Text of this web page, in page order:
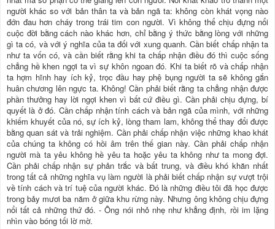
người khác so với bản thân ta và bản ngã ta: không còn khát vọng nào
đớn đau hơn cháy trong trái tim con người. Vì không thể chịu đựng nổi
cuộc đời bằng cách nào khác hơn, chỉ bằng ý thức bằng lòng với những
gì ta có, và với ý nghĩa của ta đối với xung quanh. Cần biết chấp nhận ta
như ta vốn có, và cần biết rằng khi ta chấp nhận điều đó thì cuộc sống
chẳng hề khen ngợi ta vì sự khôn ngoan đó. Khi ta biết rõ và chấp nhận
ta hợm hĩnh hay ích kỷ, trọc đầu hay phệ bụng người ta sẽ không gắn
huân chương lên ngực ta. Không! Cần phải biết rằng ta chẳng nhận được
phần thưởng hay lời ngợi khen vì bất cứ điều gì. Cần phải chịu đựng, bí
quyết là ở đó. Cần chấp nhận tính cách và bản ngã của mình, với những
khiếm khuyết của nó, sự ích kỷ, lòng tham lam, không thể thay đổi được
bằng quan sát và trải nghiệm. Cần phải chấp nhận việc những khao khát
của chúng ta không có hồi âm trên thế gian này. Cần phải chấp nhận
người mà ta yêu không hề yêu ta hoặc yêu ta không như ta mong đợi.
Cần phải chấp nhận sự phản trắc và bất trung, và điều khó khăn nhất
trong tất cả những nghĩa vụ làm người là phải biết chấp nhận sự vượt trội
về tính cách và trí tuệ của người khác. Đó là những điều tôi đã học được
trong bảy mươi ba năm ở giữa khu rừng này. Nhưng ông không chịu đựng
nổi tất cả những thứ đó. - Ông nói nhỏ nhẹ như khẳng định, rồi im lặng
nhìn vào bóng tối lờ mờ.